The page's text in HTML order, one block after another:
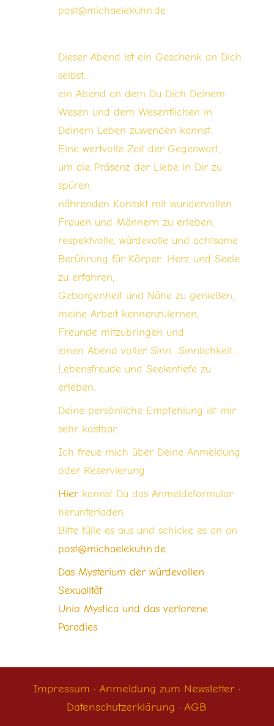
post@michaelekuhn.de
Dieser Abend ist ein Geschenk an Dich
selbst…
ein Abend an dem Du Dich Deinem
Wesen und dem Wesentlichen in
Deinem Leben zuwenden kannst.
Eine wertvolle Zeit der Gegenwart,
um die Präsenz der Liebe in Dir zu
spüren,
nährenden Kontakt mit wundervollen
Frauen und Männern zu erleben,
respektvolle, würdevolle und achtsame
Berührung für Körper…Herz und Seele
zu erfahren,
Geborgenheit und Nähe zu genießen,
meine Arbeit kennenzulernen,
Freunde mitzubringen und
einen Abend voller Sinn…Sinnlichkeit…
Lebensfreude und Seelentiefe zu
erleben.
Deine persönliche Empfehlung ist mir
sehr kostbar….
Ich freue mich über Deine Anmeldung
oder Reservierung.
Hierkannst Du das Anmeldeformular
herunterladen.
Bitte fülle es aus und schicke es an an
post@michaelekuhn.de.
Das Mysterium der würdevollen
Sexualität
Unio Mystica und das verlorene
Paradies
Impressum ·Anmeldung zum Newsletter ·
Datenschutzerklärung ·AGB